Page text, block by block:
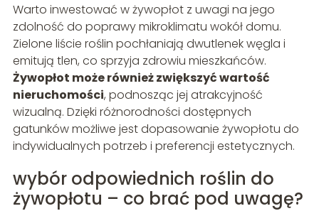
Warto inwestować w żywopłot z uwagi na jego
zdolność do poprawy mikroklimatu wokół domu.
Zielone liście roślin pochłaniają dwutlenek węgla i
emitują tlen, co sprzyja zdrowiu mieszkańców.
Żywopłot może również zwiększyć wartość
nieruchomości, podnosząc jej atrakcyjność
wizualną. Dzięki różnorodności dostępnych
gatunków możliwe jest dopasowanie żywopłotu do
indywidualnych potrzeb i preferencji estetycznych.
wybór odpowiednich roślin do
żywopłotu – co brać pod uwagę?